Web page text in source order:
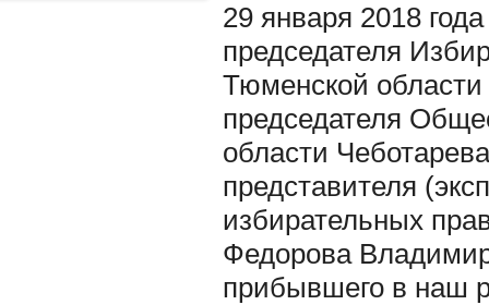
29 января 2018
председателя
Тюменской
председателя
области
представителя
избирательных
Федорова
прибывшего в наш